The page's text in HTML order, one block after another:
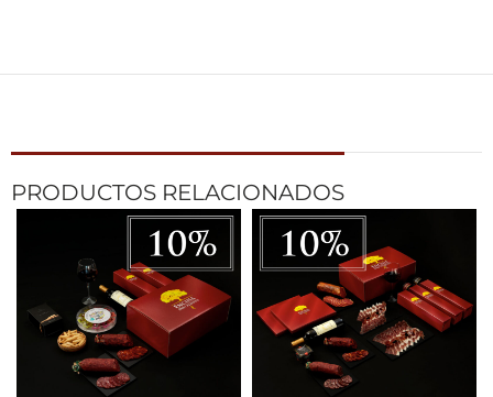
PRODUCTOS RELACIONADOS